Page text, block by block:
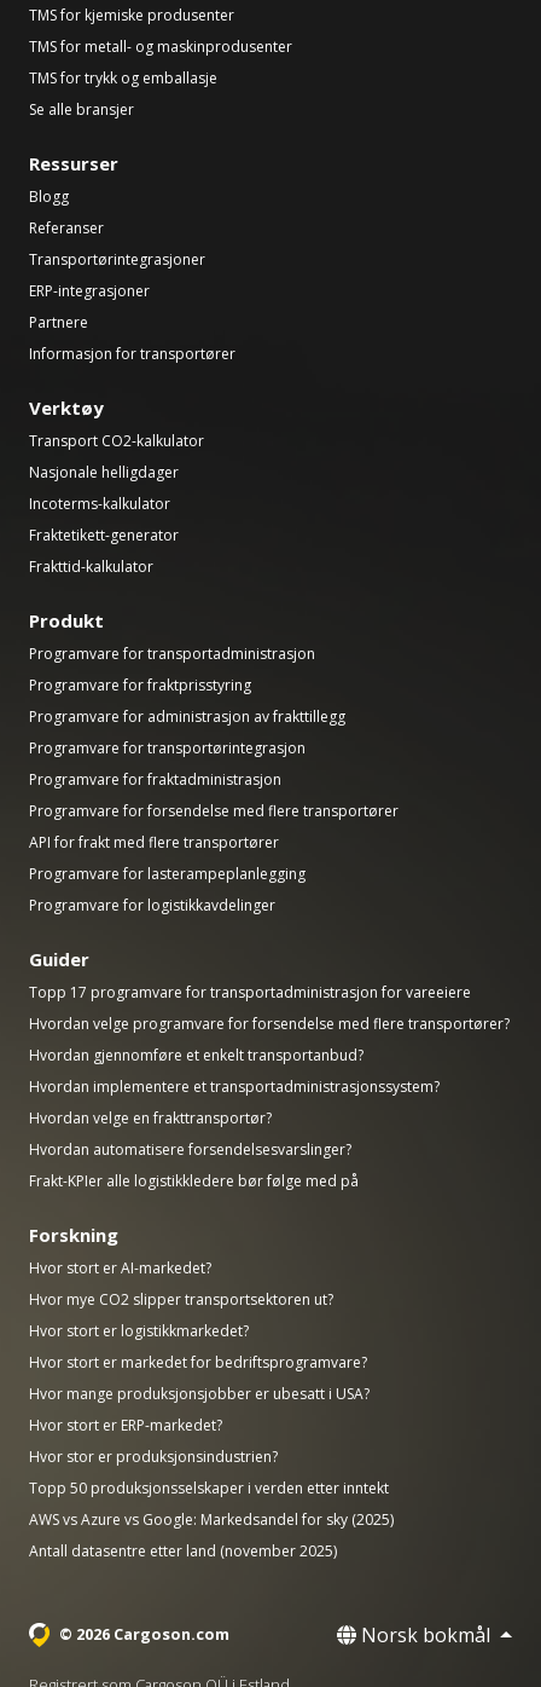
TMS for kjemiske produsenter
TMS for metall- og maskinprodusenter
TMS for trykk og emballasje
Se alle bransjer
Ressurser
Blogg
Referanser
Transportørintegrasjoner
ERP-integrasjoner
Partnere
Informasjon for transportører
Verktøy
Transport CO2-kalkulator
Nasjonale helligdager
Incoterms-kalkulator
Fraktetikett-generator
Frakttid-kalkulator
Produkt
Programvare for transportadministrasjon
Programvare for fraktprisstyring
Programvare for administrasjon av frakttillegg
Programvare for transportørintegrasjon
Programvare for fraktadministrasjon
Programvare for forsendelse med flere transportører
API for frakt med flere transportører
Programvare for lasterampeplanlegging
Programvare for logistikkavdelinger
Guider
Topp 17 programvare for transportadministrasjon for vareeiere
Hvordan velge programvare for forsendelse med flere transportører?
Hvordan gjennomføre et enkelt transportanbud?
Hvordan implementere et transportadministrasjonssystem?
Hvordan velge en frakttransportør?
Hvordan automatisere forsendelsesvarslinger?
Frakt-KPIer alle logistikkledere bør følge med på
Forskning
Hvor stort er AI-markedet?
Hvor mye CO2 slipper transportsektoren ut?
Hvor stort er logistikkmarkedet?
Hvor stort er markedet for bedriftsprogramvare?
Hvor mange produksjonsjobber er ubesatt i USA?
Hvor stort er ERP-markedet?
Hvor stor er produksjonsindustrien?
Topp 50 produksjonsselskaper i verden etter inntekt
AWS vs Azure vs Google: Markedsandel for sky (2025)
Antall datasentre etter land (november 2025)
© 2026 Cargoson.com Norsk bokmål